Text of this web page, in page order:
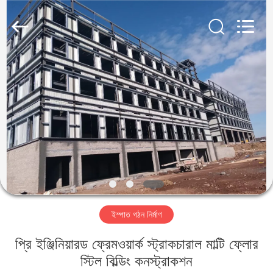
বাড়ি
পণ্য
ভিডিও
ভিআর
শো
আমাদের
Qingdao
Fabrication
Co.,
Ltd..
Rights
Reserved.
ইস্পাত গঠন নির্মাণ
প্রি ইঞ্জিনিয়ারড ফ্রেমওয়ার্ক স্ট্রাকচারাল মাল্টি ফ্লোর
স্টিল বিল্ডিং কনস্ট্রাকশন